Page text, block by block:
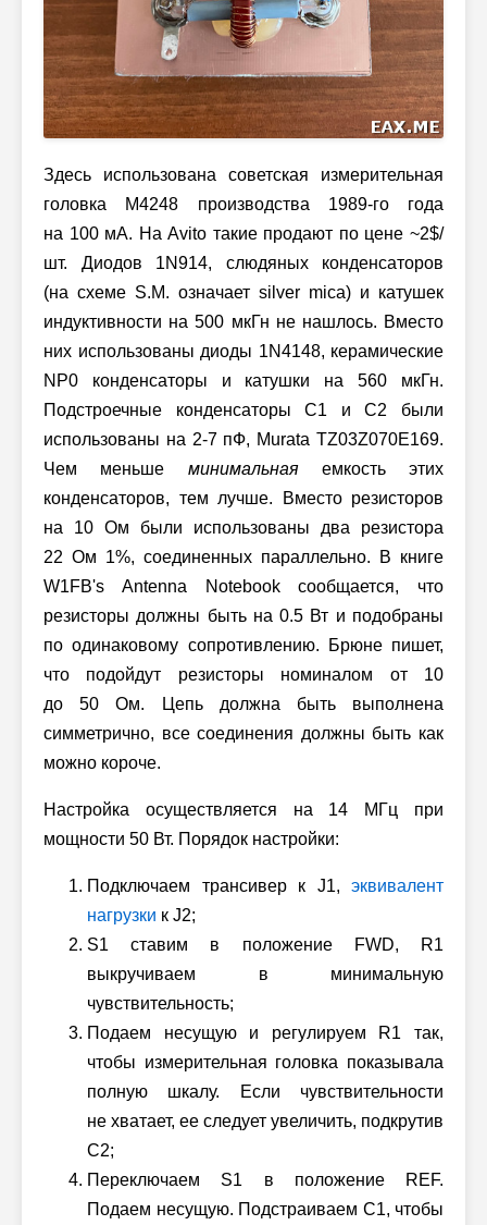
Здесь использована советская измерительная
головка М4248 производства 1989-го года
на 100 мА. На Avito такие продают по цене ~2$/
шт. Диодов 1N914, слюдяных конденсаторов
(на схеме S.M. означает silver mica) и катушек
индуктивности на 500 мкГн не нашлось. Вместо
них использованы диоды 1N4148, керамические
NP0 конденсаторы и катушки на 560 мкГн.
Подстроечные конденсаторы C1 и C2 были
использованы на 2-7 пФ, Murata TZ03Z070E169.
Чем меньше минимальнаяемкость этих
конденсаторов, тем лучше. Вместо резисторов
на 10 Ом были использованы два резистора
22 Ом 1%, соединенных параллельно. В книге
W1FB's Antenna Notebook сообщается, что
резисторы должны быть на 0.5 Вт и подобраны
по одинаковому сопротивлению. Брюне пишет,
что подойдут резисторы номиналом от 10
до 50 Ом. Цепь должна быть выполнена
симметрично, все соединения должны быть как
можно короче.
Настройка осуществляется на 14 МГц при
мощности 50 Вт. Порядок настройки:
Подключаем трансивер к J1, эквивалент
нагрузки к J2;
S1 ставим в положение FWD, R1
выкручиваем в минимальную
чувствительность;
Подаем несущую и регулируем R1 так,
чтобы измерительная головка показывала
полную шкалу. Если чувствительности
не хватает, ее следует увеличить, подкрутив
C2;
Переключаем S1 в положение REF.
Подаем несущую. Подстраиваем С1, чтобы